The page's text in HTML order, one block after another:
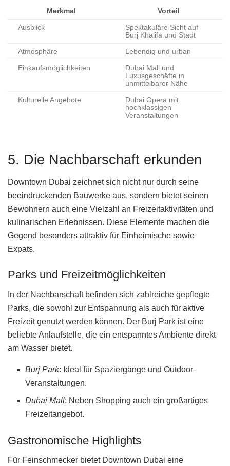
Merkmal Vorteil
Ausblick
Spektakuläre Sicht auf
Burj Khalifa und Stadt
Atmosphäre Lebendig und urban
Einkaufsmöglichkeiten
Dubai Mall und
Luxusgeschäfte in
unmittelbarer Nähe
Kulturelle Angebote
Dubai Opera mit
hochklassigen
Veranstaltungen
5. Die Nachbarschaft erkunden
Downtown Dubai zeichnet sich nicht nur durch seine
beeindruckenden Bauwerke aus, sondern bietet seinen
Bewohnern auch eine Vielzahl an Freizeitaktivitäten und
kulinarischen Erlebnissen. Diese Elemente machen die
Gegend besonders attraktiv für Einheimische sowie
Expats.
Parks und Freizeitmöglichkeiten
In der Nachbarschaft befinden sich zahlreiche gepflegte
Parks, die sowohl zur Entspannung als auch für aktive
Freizeit genutzt werden können. Der Burj Park ist eine
beliebte Anlaufstelle, die ein entspanntes Ambiente direkt
am Wasser bietet.
Burj Park: Ideal für Spaziergänge und Outdoor-
Veranstaltungen.
Dubai Mall: Neben Shopping auch ein großartiges
Freizeitangebot.
Gastronomische Highlights
Für Feinschmecker bietet Downtown Dubai eine